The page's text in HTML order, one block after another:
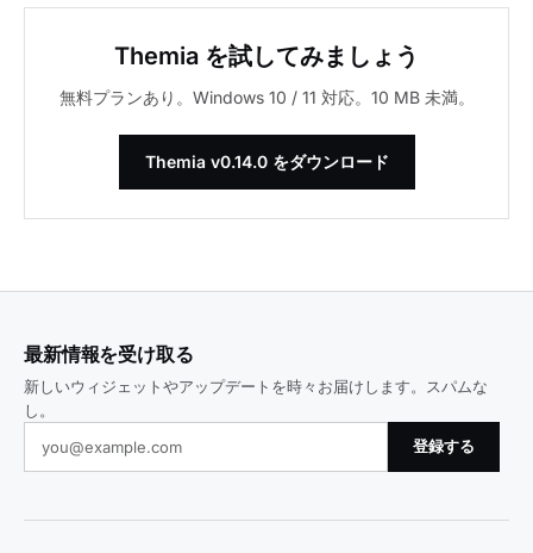
Themia を試してみましょう
無料プランあり。Windows 10 / 11 対応。10 MB 未満。
Themia v0.14.0 をダウンロード
最新情報を受け取る
新しいウィジェットやアップデートを時々お届けします。スパムな
し。
登録する